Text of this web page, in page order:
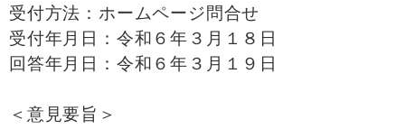
受付方法：ホームページ問合せ
受付年月日：令和６年３月１８日
回答年月日：令和６年３月１９日
＜意見要旨＞